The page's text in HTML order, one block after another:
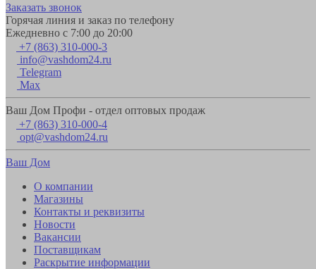
Заказать звонок
Горячая линия и заказ по телефону
Ежедневно с 7:00 до 20:00
+7 (863) 310-000-3
info@vashdom24.ru
Telegram
Max
Ваш Дом Профи - отдел оптовых продаж
+7 (863) 310-000-4
opt@vashdom24.ru
Ваш Дом
О компании
Магазины
Контакты и реквизиты
Новости
Вакансии
Поставщикам
Раскрытие информации